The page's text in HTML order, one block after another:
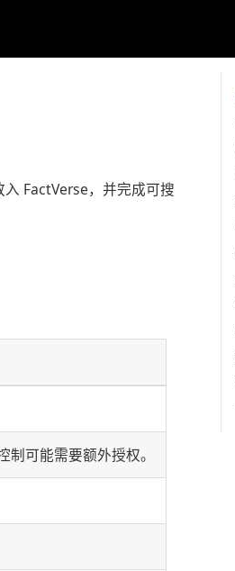
FactVerse，并完成可搜
可能需要额外授权。